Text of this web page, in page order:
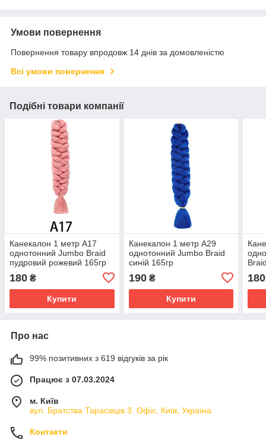
Умови повернення
Повернення товару впродовж 14 днів за домовленістю
Всі умови повернення
Подібні товари компанії
Канекалон 1 метр А17
однотонний Jumbo Braid
пудровий рожевий 165гр
180 ₴
Купити
Канекалон 1 метр А29
однотонний Jumbo Braid
синій 165гр
190₴
Купити
180
Про нас
99% позитивних з 619 відгуків за рік
Працює з 07.03.2024
м. Київ
вул. Братства Тарасівців 3. Офіс, Київ, Україна
Контакти